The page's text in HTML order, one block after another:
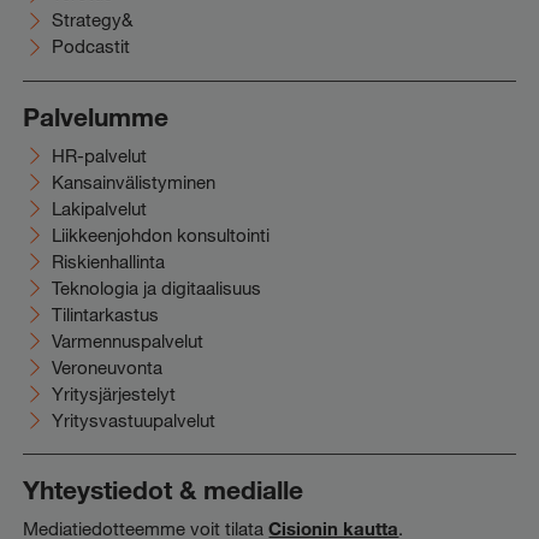
Strategy&
Podcastit
Palvelumme
HR-palvelut
Kansainvälistyminen
Lakipalvelut
Liikkeenjohdon konsultointi
Riskienhallinta
Teknologia ja digitaalisuus
Tilintarkastus
Varmennuspalvelut
Veroneuvonta
Yritysjärjestelyt
Yritysvastuupalvelut
Yhteystiedot & medialle
Mediatiedotteemme voit tilataCisionin kautta.